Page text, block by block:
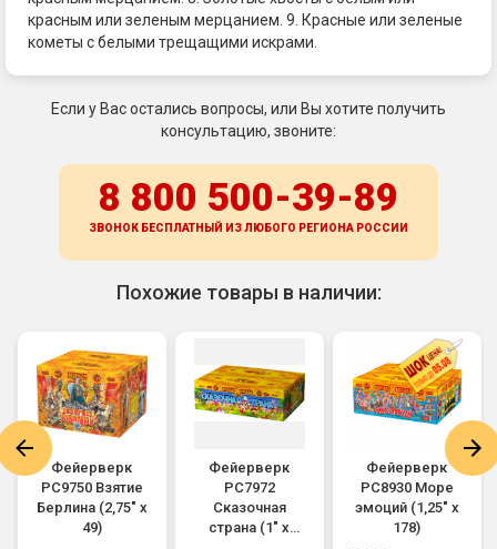
красным или зеленым мерцанием. 9. Красные или зеленые
кометы с белыми трещащими искрами.
Если у Вас остались вопросы, или Вы хотите получить
консультацию, звоните:
8 800 500-39-89
ЗВОНОК БЕСПЛАТНЫЙ ИЗ ЛЮБОГО РЕГИОНА РОССИИ
Похожие товары в наличии:
Фейерверк
РС9750 Взятие
Берлина (2,75" х
49)
Фейерверк
РС7972
Сказочная
страна (1" х
Фейерверк
РС8930 Море
эмоций (1,25" х
178)